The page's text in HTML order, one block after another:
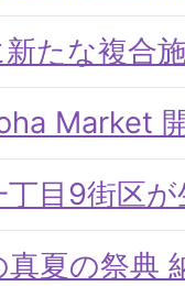
新たな複合
Market
丁目9街区
真夏の祭典